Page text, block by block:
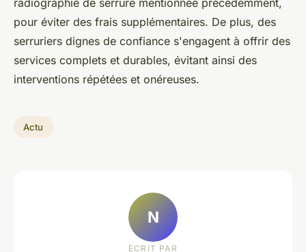
radiographie de serrure mentionnée précédemment,
pour éviter des frais supplémentaires. De plus, des
serruriers dignes de confiance s'engagent à offrir des
services complets et durables, évitant ainsi des
interventions répétées et onéreuses.
Actu
N
ECRIT PAR